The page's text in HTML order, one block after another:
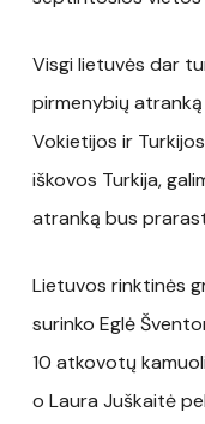
Visgi lietuvės dar
pirmenybių
Vokietijos ir
iškovos Turkija,
atranką bus
Lietuvos rinktinės
surinko Eglė
10 atkovotų
o Laura Juškaitė